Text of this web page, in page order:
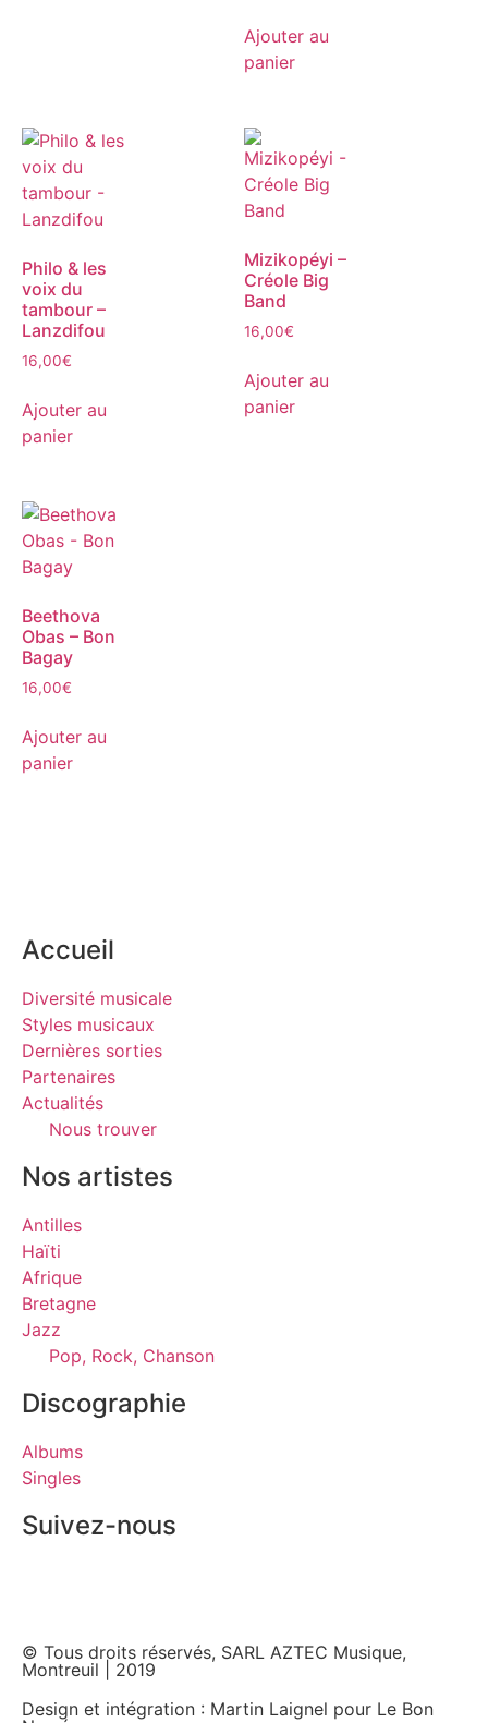
Ajouter au
panier
Philo & les
voix du
tambour –
Lanzdifou
16,00€
Ajouter au
panier
Mizikopéyi –
Créole Big
Band
16,00€
Ajouter au
panier
Beethova
Obas – Bon
Bagay
16,00€
Ajouter au
panier
Accueil
Diversité musicale
Styles musicaux
Dernières sorties
Partenaires
Actualités
Nous trouver
Nos artistes
Antilles
Haïti
Afrique
Bretagne
Jazz
Pop, Rock, Chanson
Discographie
Albums
Singles
Suivez-nous
© Tous droits réservés, SARL AZTEC Musique,
Montreuil | 2019
Design et intégration : Martin Laignel pour Le Bon